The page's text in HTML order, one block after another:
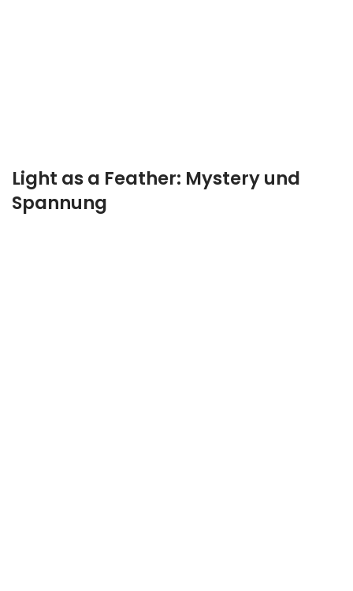
Light as a Feather: Mystery und
Spannung